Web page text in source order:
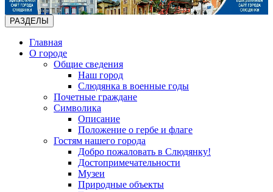
РАЗДЕЛЫ
Главная
О городе
Общие сведения
Наш город
Слюдянка в военные годы
Почетные граждане
Символика
Описание
Положение о гербе и флаге
Гостям нашего города
Добро пожаловать в Слюдянку!
Достопримечательности
Музеи
Природные объекты